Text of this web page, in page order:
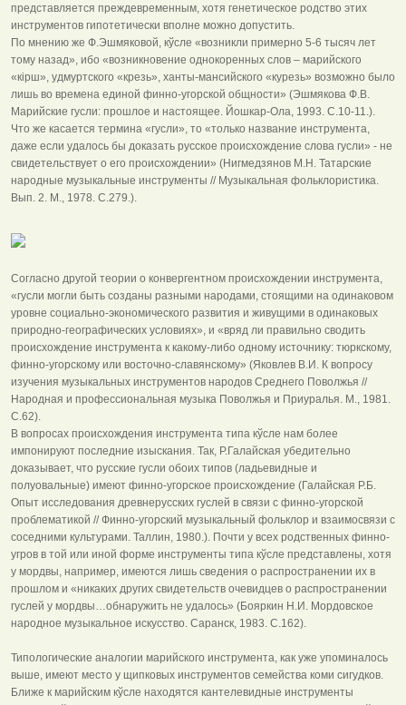
представляется преждевременным, хотя генетическое родство этих
инструментов гипотетически вполне можно допустить.
По мнению же Ф.Эшмяковой, кўсле «возникли примерно 5-6 тысяч лет
тому назад», ибо «возникновение однокоренных слов – марийского
«кірш», удмуртского «крезь», ханты-мансийского «курезь» возможно было
лишь во времена единой финно-угорской общности» (Эшмякова Ф.В.
Марийские гусли: прошлое и настоящее. Йошкар-Ола, 1993. С.10-11.).
Что же касается термина «гусли», то «только название инструмента,
даже если удалось бы доказать русское происхождение слова гусли» - не
свидетельствует о его происхождении» (Нигмедзянов М.Н. Татарские
народные музыкальные инструменты // Музыкальная фольклористика.
Вып. 2. М., 1978. С.279.).
Согласно другой теории о конвергентном происхождении инструмента,
«гусли могли быть созданы разными народами, стоящими на одинаковом
уровне социально-экономического развития и живущими в одинаковых
природно-географических условиях», и «вряд ли правильно сводить
происхождение инструмента к какому-либо одному источнику: тюркскому,
финно-угорскому или восточно-славянскому» (Яковлев В.И. К вопросу
изучения музыкальных инструментов народов Среднего Поволжья //
Народная и профессиональная музыка Поволжья и Приуралья. М., 1981.
С.62).
В вопросах происхождения инструмента типа кўсле нам более
импонируют последние изыскания. Так, Р.Галайская убедительно
доказывает, что русские гусли обоих типов (ладьевидные и
полуовальные) имеют финно-угорское происхождение (Галайская Р.Б.
Опыт исследования древнерусских гуслей в связи с финно-угорской
проблематикой // Финно-угорский музыкальный фольклор и взаимосвязи с
соседними культурами. Таллин, 1980.). Почти у всех родственных финно-
угров в той или иной форме инструменты типа кўсле представлены, хотя
у мордвы, например, имеются лишь сведения о распространении их в
прошлом и «никаких других свидетельств очевидцев о распространении
гуслей у мордвы…обнаружить не удалось» (Бояркин Н.И. Мордовское
народное музыкальное искусство. Саранск, 1983. С.162).
Типологические аналогии марийского инструмента, как уже упоминалось
выше, имеют место у щипковых инструментов семейства коми сигудков.
Ближе к марийским кўсле находятся кантелевидные инструменты